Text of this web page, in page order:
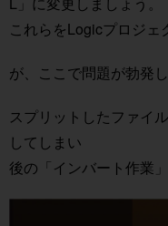
これらをLogicプロジェ
が、ここで問題が勃発し
スプリットしたファイ
してしまい
後の「インバート作業